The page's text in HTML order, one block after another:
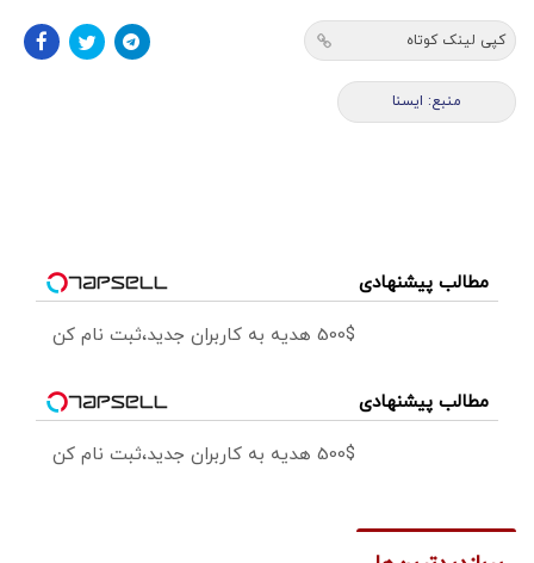
کپی لینک کوتاه
منبع: ايسنا
مطالب پیشنهادی
500$ هدیه به کاربران جدید،ثبت نام کن
مطالب پیشنهادی
500$ هدیه به کاربران جدید،ثبت نام کن